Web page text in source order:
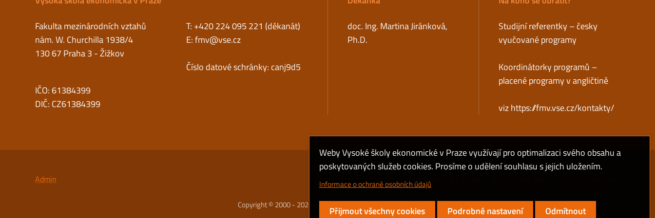
Fakulta mezinárodních vztahů
nám. W. Churchilla 1938/4
130 67 Praha 3 - Žižkov
T: +420 224 095 221 (děkanát)
E:fmv@vse.cz
Číslo datové schránky: canj9d5
IČO: 61384399
DIČ: CZ61384399
doc. Ing. Martina Jiránková,
Ph.D.
Studijní referentky – česky
vyučované programy
Koordinátorky programů –
placené programy v angličtině
vizhttps://fmv.vse.cz/kontakty/
Admin Cookies a ochrana osobních údajů
Copyright © 2000 - 2026 Vysoká škola ekonomická v Praze
Weby Vysoké školy ekonomické v Praze využívají pro optimalizaci svého obsahu a
poskytovaných služeb cookies. Prosíme o udělení souhlasu s jejich uložením.
Informace o ochraně osobních údajů
Přijmout všechny cookies Podrobné nastavení Odmítnout